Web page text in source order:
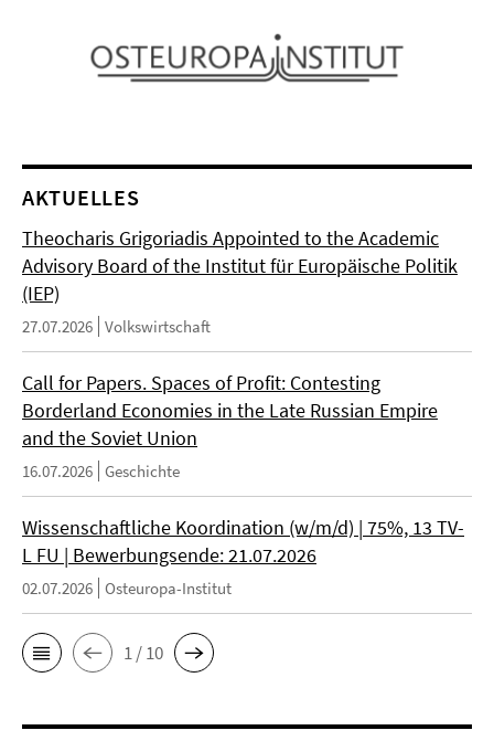
AKTUELLES
Theocharis Grigoriadis Appointed to the Academic
Advisory Board of the Institut für Europäische Politik
(IEP)
27.07.2026 Volkswirtschaft
Call for Papers. Spaces of Profit: Contesting
Borderland Economies in the Late Russian Empire
and the Soviet Union
16.07.2026 Geschichte
Wissenschaftliche Koordination (w/m/d) | 75%, 13 TV-
L FU | Bewerbungsende: 21.07.2026
02.07.2026 Osteuropa-Institut
1 / 10